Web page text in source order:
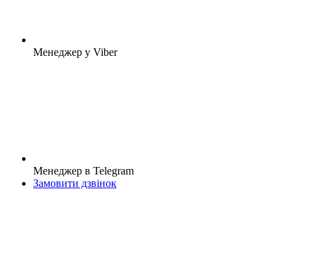
Менеджер у Viber
Менеджер в Telegram
Замовити дзвінок